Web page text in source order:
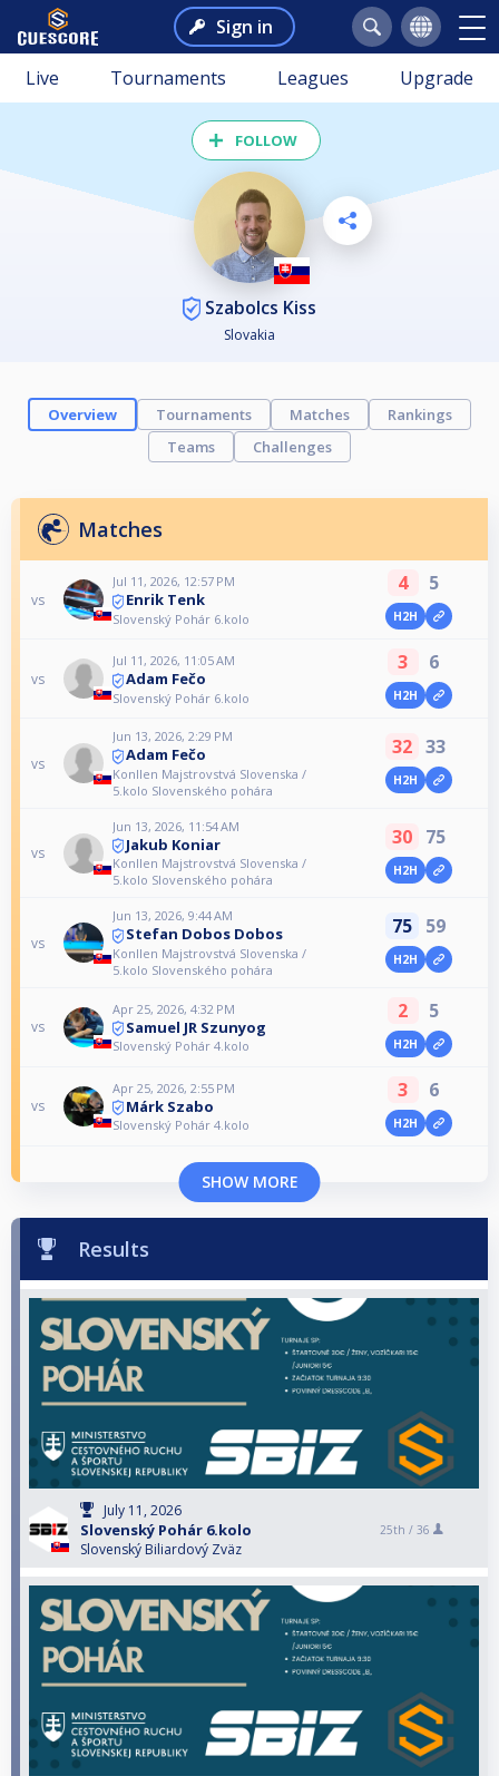
Sign in
Live Tournaments Leagues Upgrade
FOLLOW
Szabolcs Kiss
Slovakia
Overview Tournaments Matches
Rankings
Teams
Challenges
Matches
vs
Jul 11, 2026, 12:57 PM
Enrik Tenk
Slovenský Pohár 6.kolo
4 5
H2H
vs
Jul 11, 2026, 11:05 AM
Adam Fečo
Slovenský Pohár 6.kolo
3 6
H2H
vs
Jun 13, 2026, 2:29 PM
Adam Fečo
Konllen Majstrovstvá Slovenska /
5.kolo Slovenského pohára
32 33
H2H
vs
Jun 13, 2026, 11:54 AM
Jakub Koniar
Konllen Majstrovstvá Slovenska /
5.kolo Slovenského pohára
30 75
H2H
vs
Jun 13, 2026, 9:44 AM
Stefan Dobos Dobos
Konllen Majstrovstvá Slovenska /
5.kolo Slovenského pohára
75 59
H2H
vs
Apr 25, 2026, 4:32 PM
Samuel JR Szunyog
Slovenský Pohár 4.kolo
2 5
H2H
vs
Apr 25, 2026, 2:55 PM
Márk Szabo
Slovenský Pohár 4.kolo
3 6
H2H
SHOW MORE
Results
July 11, 2026
Slovenský Pohár 6.kolo
Slovenský Biliardový Zväz
25th / 36